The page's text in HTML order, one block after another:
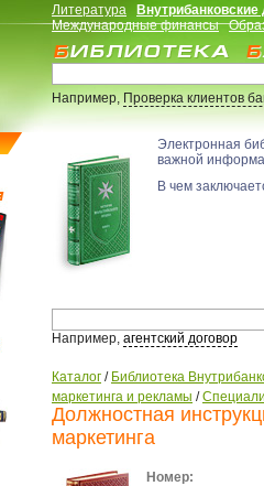
Литература
Международные финансы
Например,Проверка клиентов
Электронная
важной
В чем
Например, агентский договор
Каталог / Библиотека
маркетинга и рекламы /
Должностная
маркетинга
Номер: